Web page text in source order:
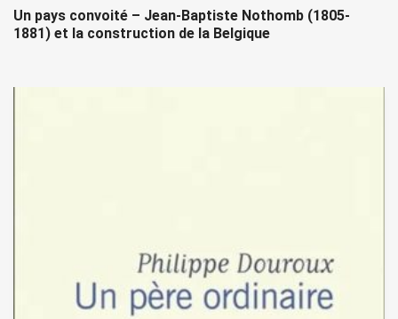
Un pays convoité – Jean-Baptiste Nothomb (1805-
1881) et la construction de la Belgique